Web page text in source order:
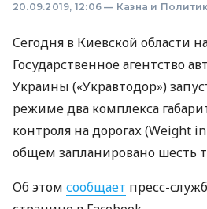
20.09.2019, 12:06 — Казна и
Сегодня в Киевской области
Государственное агентство
Украины («Укравтодор»)
режиме два комплекса
контроля на дорогах (Weight
общем запланировано шесть
Об этом сообщает пресс-